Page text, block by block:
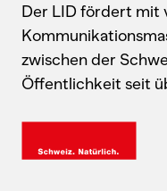
Der LID fördert mit
zwischen der
Öffentlichkeit seit